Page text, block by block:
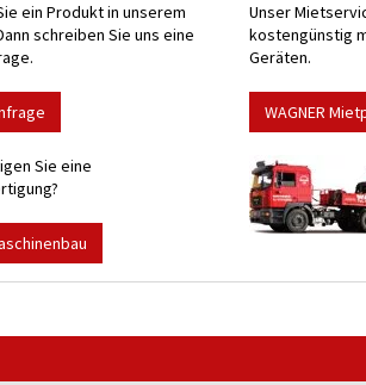
ein Produkt in unserem
schreiben Sie uns eine
Sie eine
Unser
kostengünstig
Geräten.
WAGNER